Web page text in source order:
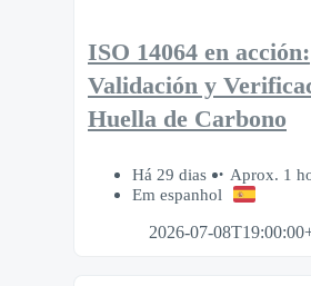
ISO 14064 en acción:
Validación y
Huella de Carbono
Há 29 dias
Aprox. 1
Em espanhol
2026-07-